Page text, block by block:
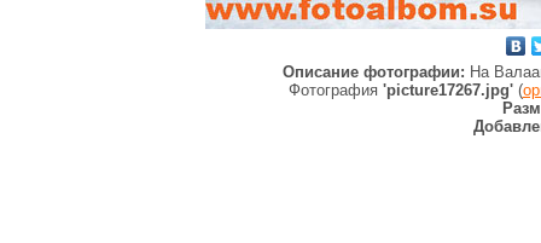
Описание фотографии: На
Фотография 'picture17267.jpg'(